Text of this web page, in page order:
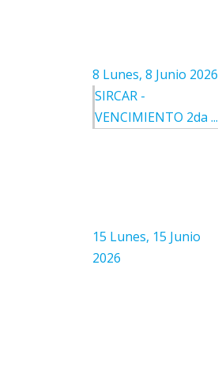
8 Lunes, 8 Junio 2026
SIRCAR -
VENCIMIENTO 2da ...
15 Lunes, 15 Junio
2026